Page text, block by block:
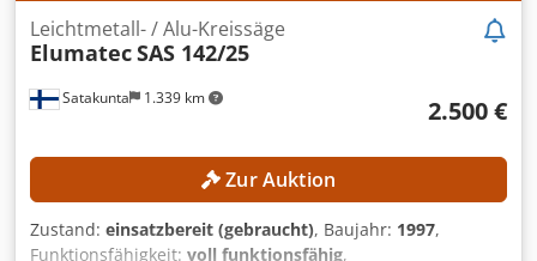
Satakunta 1.339 km
Leichtmetall- / Alu-Kreissäge
ElumatecSAS 142/25
2.500 €
Zur Auktion
Zustand: einsatzbereit (gebraucht), Baujahr: 1997,
Funktionsfähigkeit: voll funktionsfähig,